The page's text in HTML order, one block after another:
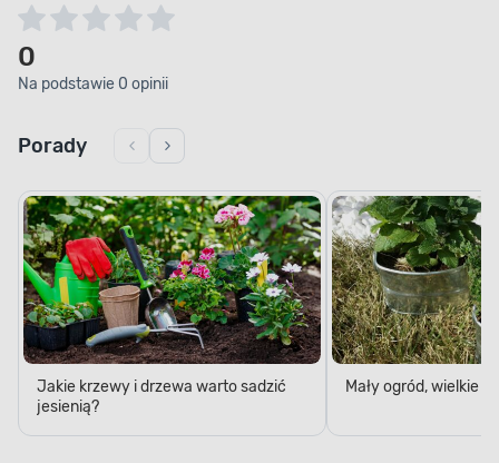
0
Na podstawie 0 opinii
Porady
Jakie krzewy i drzewa warto sadzić
jesienią?
Mały ogród, wielkie